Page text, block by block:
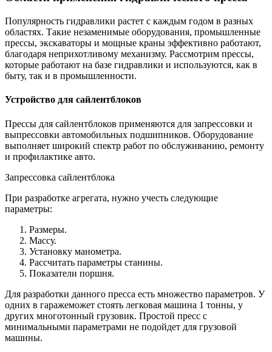
Популярность гидравлики растет с каждым годом в разных
областях. Такие незаменимые оборудования, промышленные
прессы, экскаваторы и мощные краны эффективно работают,
благодаря неприхотливому механизму. Рассмотрим прессы,
которые работают на базе гидравлики и используются, как в
быту, так и в промышленности.
Устройство для сайлентблоков
Прессы для сайлентблоков применяются для запрессовки и
выпрессовки автомобильных подшипников. Оборудование
выполняет широкий спектр работ по обслуживанию, ремонту
и профилактике авто.
Запрессовка сайлентблока
При разработке агрегата, нужно учесть следующие
параметры:
Размеры.
Массу.
Установку манометра.
Рассчитать параметры станины.
Показатели поршня.
Для разработки данного пресса есть множество параметров. У
одних в гаражеможет стоять легковая машина 1 тонны, у
других многотонный грузовик. Простой пресс с
минимальными параметрами не подойдет для грузовой
машины.